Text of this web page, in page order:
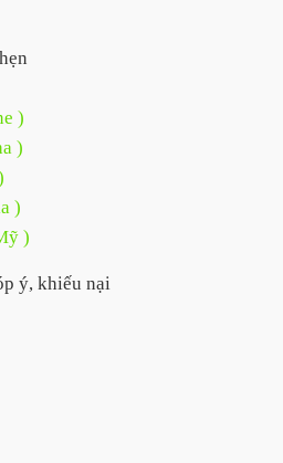
)
)
)
)
ý, khiếu nại